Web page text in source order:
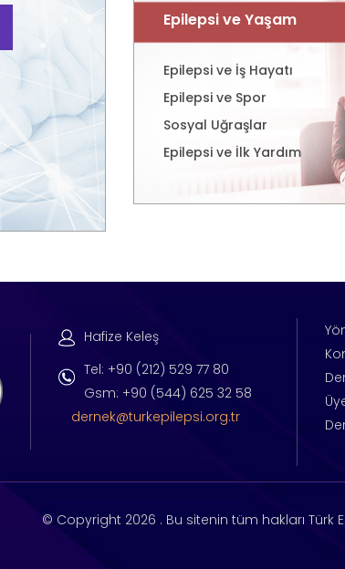
Epilepsi ve Yaşam
Epilepsi ve İş Hayatı
Epilepsi ve Spor
Sosyal Uğraşlar
Epilepsi ve İlk Yardım
Hafize Keleş
Tel: +90 (212) 529 77 80
Gsm: +90 (544) 625 32 58
dernek@turkepilepsi.org.tr
© Copyright 2026 . Bu sitenin tüm hakları Türk